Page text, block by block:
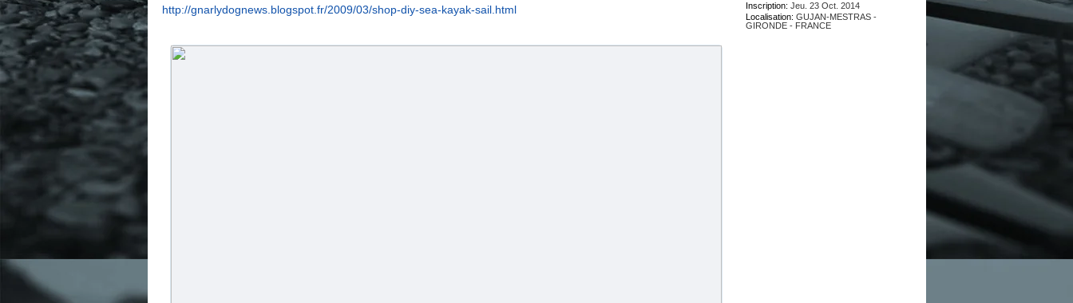
Inscription: Jeu. 23 Oct. 2014
Localisation: GUJAN-MESTRAS -
GIRONDE - FRANCE
http://gnarlydognews.blogspot.fr/2009/03/shop-diy-sea-kayak-sail.html